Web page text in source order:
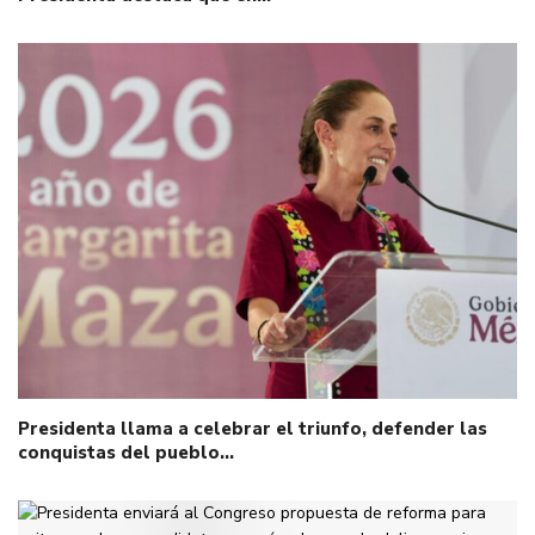
Presidenta llama a celebrar el triunfo, defender las
conquistas del pueblo…